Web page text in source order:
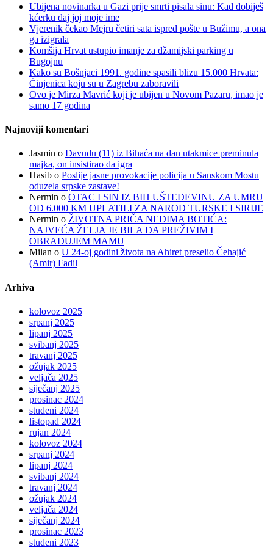
Ubijena novinarka u Gazi prije smrti pisala sinu: Kad dobiješ
kćerku daj joj moje ime
Vjerenik čekao Mejru četiri sata ispred pošte u Bužimu, a ona
ga izigrala
Komšija Hrvat ustupio imanje za džamijski parking u
Bugojnu
Kako su Bošnjaci 1991. godine spasili blizu 15.000 Hrvata:
Činjenica koju su u Zagrebu zaboravili
Ovo je Mirza Mavrić koji je ubijen u Novom Pazaru, imao je
samo 17 godina
Najnoviji komentari
Jasmin o Davudu (11) iz Bihaća na dan utakmice preminula
majka, on insistirao da igra
Hasib o Poslije jasne provokacije policija u Sanskom Mostu
oduzela srpske zastave!
Nermin o OTAC I SIN IZ BIH UŠTEĐEVINU ZA UMRU
OD 6.000 KM UPLATILI ZA NAROD TURSKE I SIRIJE
Nermin o ŽIVOTNA PRIČA NEDIMA BOTIĆA:
NAJVEĆA ŽELJA JE BILA DA PREŽIVIM I
OBRADUJEM MAMU
Milan o U 24-oj godini života na Ahiret preselio Čehajić
(Amir) Fadil
Arhiva
kolovoz 2025
srpanj 2025
lipanj 2025
svibanj 2025
travanj 2025
ožujak 2025
veljača 2025
siječanj 2025
prosinac 2024
studeni 2024
listopad 2024
rujan 2024
kolovoz 2024
srpanj 2024
lipanj 2024
svibanj 2024
travanj 2024
ožujak 2024
veljača 2024
siječanj 2024
prosinac 2023
studeni 2023